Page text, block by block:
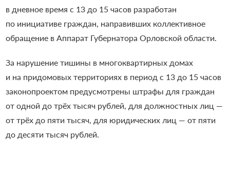
в дневное время с 13 до 15 часов разработан
по инициативе граждан, направивших коллективное
обращение в Аппарат Губернатора Орловской области.
За нарушение тишины в многоквартирных домах
и на придомовых территориях в период с 13 до 15 часов
законопроектом предусмотрены штрафы для граждан
от одной до трёх тысяч рублей, для должностных лиц —
от трёх до пяти тысяч, для юридических лиц — от пяти
до десяти тысяч рублей.